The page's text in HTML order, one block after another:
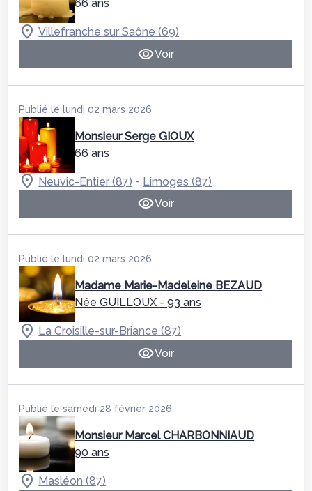
66 ans
Villefranche sur Saône (69)
Voir
Publié le lundi 02 mars 2026
Monsieur Serge GIOUX
66 ans
Neuvic-Entier (87) - Limoges (87)
Voir
Publié le lundi 02 mars 2026
Madame Marie-Madeleine BEZAUD
Née GUILLOUX - 93 ans
La Croisille-sur-Briance (87)
Voir
Publié le samedi 28 février 2026
Monsieur Marcel CHARBONNIAUD
90 ans
Masléon (87)